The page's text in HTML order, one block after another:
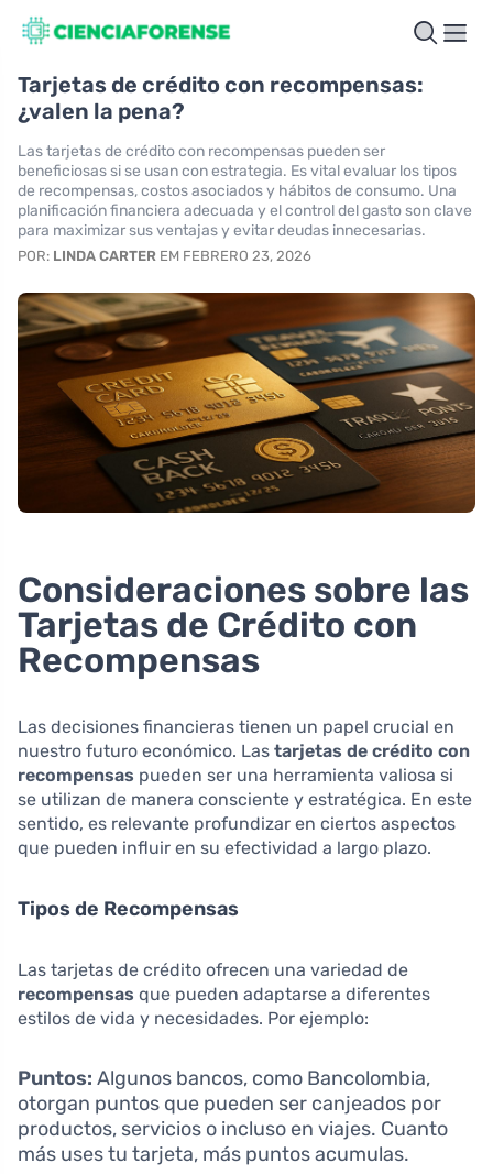
Tarjetas de crédito con recompensas:
¿valen la pena?
Las tarjetas de crédito con recompensas pueden ser
beneficiosas si se usan con estrategia. Es vital evaluar los tipos
de recompensas, costos asociados y hábitos de consumo. Una
planificación financiera adecuada y el control del gasto son clave
para maximizar sus ventajas y evitar deudas innecesarias.
POR: LINDA CARTER EM FEBRERO 23, 2026
Consideraciones sobre las
Tarjetas de Crédito con
Recompensas
Las decisiones financieras tienen un papel crucial en
nuestro futuro económico. Las tarjetas de crédito con
recompensas pueden ser una herramienta valiosa si
se utilizan de manera consciente y estratégica. En este
sentido, es relevante profundizar en ciertos aspectos
que pueden influir en su efectividad a largo plazo.
Tipos de Recompensas
Las tarjetas de crédito ofrecen una variedad de
recompensas que pueden adaptarse a diferentes
estilos de vida y necesidades. Por ejemplo:
Puntos: Algunos bancos, como Bancolombia,
otorgan puntos que pueden ser canjeados por
productos, servicios o incluso en viajes. Cuanto
más uses tu tarjeta, más puntos acumulas.